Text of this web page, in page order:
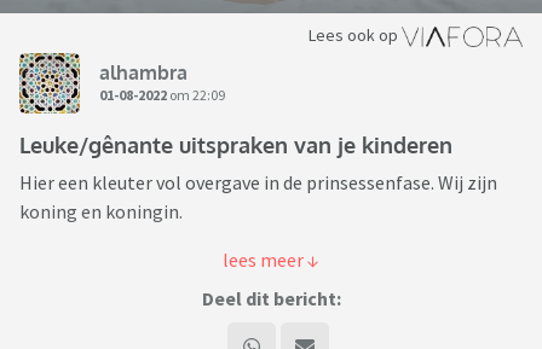
Lees ook op
alhambra
01-08-2022 om 22:09
Leuke/gênante uitspraken van je kinderen
Hier een kleuter vol overgave in de prinsessenfase. Wij zijn
koning en koningin.
Best leuk totdat ze op straat mijn vraag/verzoek
beantwoordde met "Ja, uwe majesteit"
Deel dit bericht: